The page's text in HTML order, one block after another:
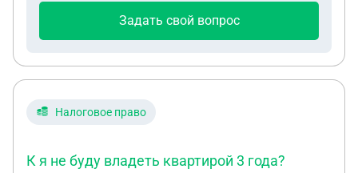
Задать свой вопрос
Налоговое право
К я не буду владеть квартирой 3 года?